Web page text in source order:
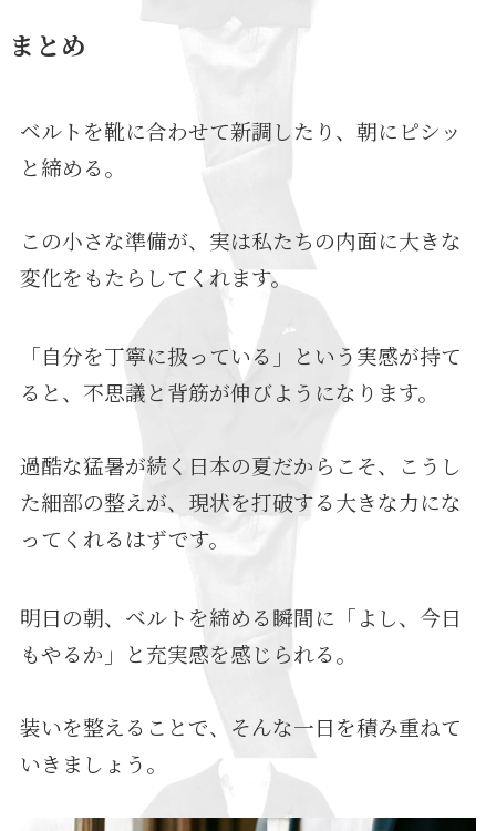
まとめ
ベルトを靴に合わせて新調したり、朝にピシッ
と締める。
この小さな準備が、実は私たちの内面に大きな
変化をもたらしてくれます。
「自分を丁寧に扱っている」という実感が持て
ると、不思議と背筋が伸びようになります。
過酷な猛暑が続く日本の夏だからこそ、こうし
た細部の整えが、現状を打破する大きな力にな
ってくれるはずです。
明日の朝、ベルトを締める瞬間に「よし、今日
もやるか」と充実感を感じられる。
装いを整えることで、そんな一日を積み重ねて
いきましょう。